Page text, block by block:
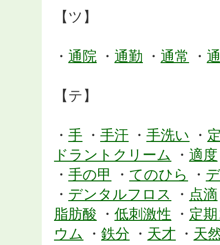
【ツ】
・ 通院 ・ 通勤 ・ 通常 ・
【テ】
・ 手 ・ 手汗 ・ 手洗い ・
ドラントクリーム
・ 適度
・ 手の甲 ・ てのひら ・
・ デンタルフロス ・ 点滴
脂肪酸 ・ 低刺激性 ・ 定
ウム
・ 鉄分 ・ 天才 ・ 天